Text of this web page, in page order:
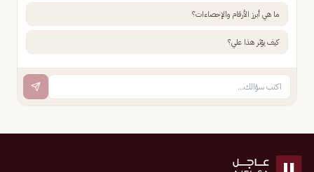
ما هي أبرز الأرقام والإحصاءات؟
كيف يؤثر هذا علي؟